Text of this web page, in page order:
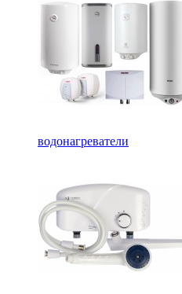
водонагреватели